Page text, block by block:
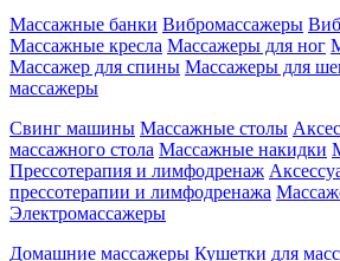
Массажные банки Вибромассажеры
Массажные кресла Массажеры для ног
Массажер для спины Массажеры для
массажеры
Свинг машины Массажные столы
массажного стола Массажные накидки
Прессотерапия и лимфодренаж
прессотерапии и лимфодренажа
Электромассажеры
Домашние массажеры Кушетки для